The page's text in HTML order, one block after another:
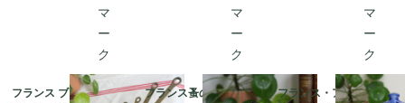
フランス ブロカント 銅
フランス蚤の市 50-60s
フランス・アンティー